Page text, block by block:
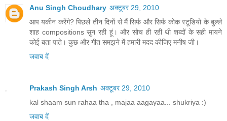
Anu Singh Choudhary अक्टूबर 29, 2010
आप यकीन करेंगे? पिछले तीन दिनों से मैं सिर्फ और सिर्फ कोक स्टूडियो के बुल्ले
शाह compositions सुन रही हूं। और सोच ही रही थी शब्दों के सही मायने
कोई बता पाते। कुछ और गीत समझने में हमारी मदद कीजिए मनीष जी।
जवाब दें
Prakash Singh Arsh अक्टूबर 29, 2010
kal shaam sun rahaa tha , majaa aagayaa... shukriya :)
जवाब दें